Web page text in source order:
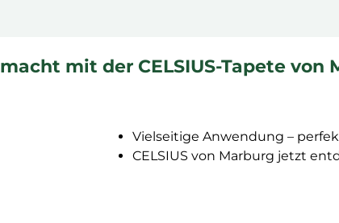
mit der CELSIUS-Tapete von
Vielseitige Anwendung –
CELSIUS von Marburg jetzt